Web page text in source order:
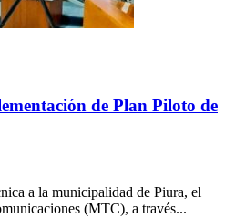
de Plan Piloto de
a la municipalidad de Piura, el
(MTC), a través...